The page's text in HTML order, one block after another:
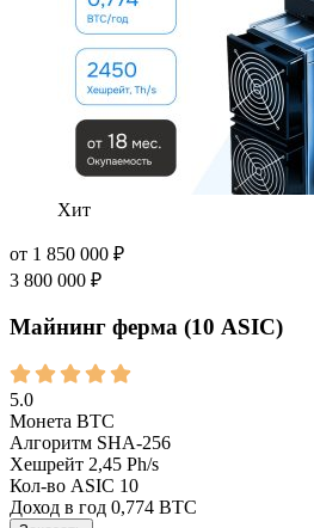
Хит
от 1 850 000 ₽
3 800 000 ₽
Майнинг ферма (10 ASIC)
5.0
Монета BTC
Алгоритм SHA-256
Хешрейт 2,45 Ph/s
Кол-во ASIC 10
Доход в год 0,774 BTC